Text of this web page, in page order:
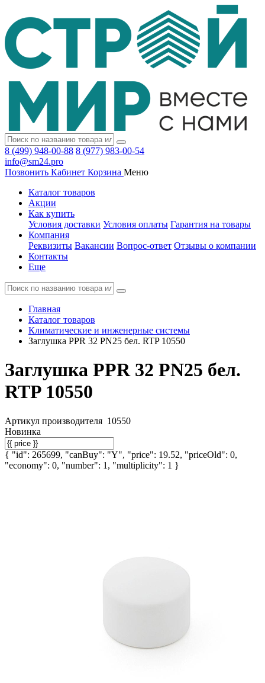
8 (499) 948-00-88 8 (977) 983-00-54
info@sm24.pro
Позвонить Кабинет Корзина Меню
Каталог товаров
Акции
Как купить
Условия доставки Условия оплаты Гарантия на товары
Компания
Реквизиты Вакансии Вопрос-ответ Отзывы о компании
Контакты
Еще
Главная
Каталог товаров
Климатические и инженерные системы
Заглушка PPR 32 PN25 бел. RTP 10550
Заглушка PPR 32 PN25 бел.
RTP 10550
Артикул производителя 10550
Новинка
{ "id": 265699, "canBuy": "Y", "price": 19.52, "priceOld": 0,
"economy": 0, "number": 1, "multiplicity": 1 }